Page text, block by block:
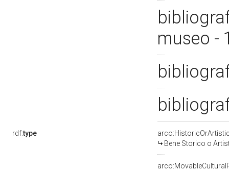
museo -
rdf:type
Bene Storico o